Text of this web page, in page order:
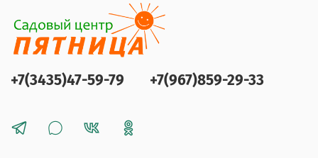
+7(3435)47-59-79 +7(967)859-29-33